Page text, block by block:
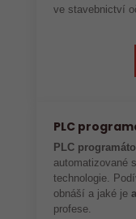
ve stavebnictví
PLC
PLC
automatizované
technologie.
obnáší a jaké je
profese.